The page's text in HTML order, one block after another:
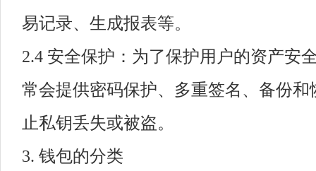
易记录、生成报表等。
2.4 安全保护：为了保护用户的资产安
常会提供密码保护、多重签名、备份和
止私钥丢失或被盗。
3. 钱包的分类